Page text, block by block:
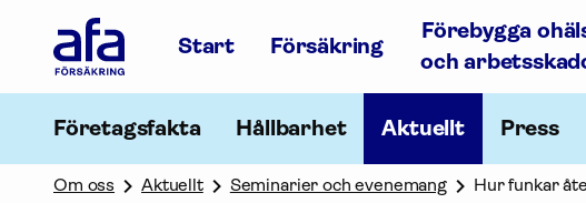
Försäkring
Gå
startsidan
Start Försäkring
Förebygga
och
Företagsfakta Hållbarhet Aktuellt Press
Om oss Aktuellt Seminarier och evenemang Hur funkar